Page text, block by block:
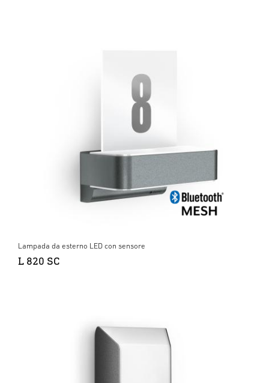
Lampada da esterno LED con sensore
L 820 SC